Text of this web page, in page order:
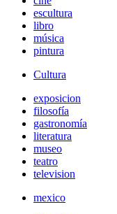
escultura
libro
música
pintura
Cultura
exposicion
filosofía
gastronomía
literatura
museo
teatro
television
mexico